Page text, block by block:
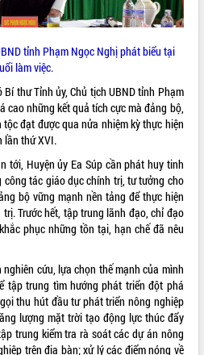
tỉnh Phạm Ngọc Nghị phát biểu tại
làm việc.
thư Tỉnh ủy, Chủ tịch UBND tỉnh Phạm
cao những kết quả tích cực mà đảng bộ,
đạt được qua nửa nhiệm kỳ thực hiện
lần thứ XVI.
tới, Huyện ủy Ea Súp cần phát huy tinh
tác giáo dục chính trị, tư tưởng cho
bộ vững mạnh nền tảng để thực hiện
Trước hết, tập trung lãnh đạo, chỉ đạo
phục những tồn tại, hạn chế đã nêu
cứu, lựa chọn thế mạnh của mình
tập trung tìm hướng phát triển đột phá
thu hút đầu tư phát triển nông nghiệp
lượng mặt trời tạo động lực thúc đẩy
trung kiểm tra rà soát các dự án nông
trên địa bàn; xử lý các điểm nóng về